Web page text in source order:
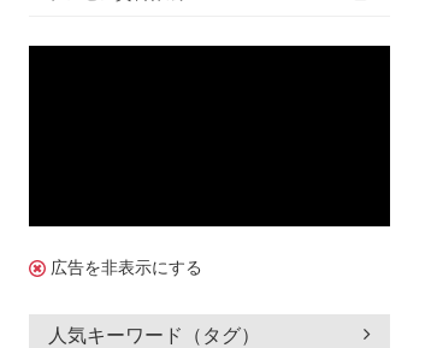
広告を非表示にする
人気キーワード（タグ）